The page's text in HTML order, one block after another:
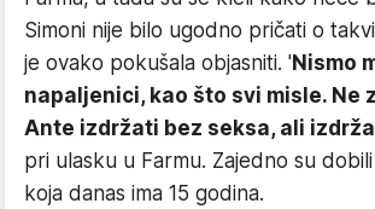
Simoni nije bilo ugodno pričati o
je ovako pokušala objasniti. 'Nismo
napaljenici, kao što svi misle. Ne
Ante izdržati bez seksa, ali
pri ulasku u Farmu. Zajedno su
koja danas ima 15 godina.